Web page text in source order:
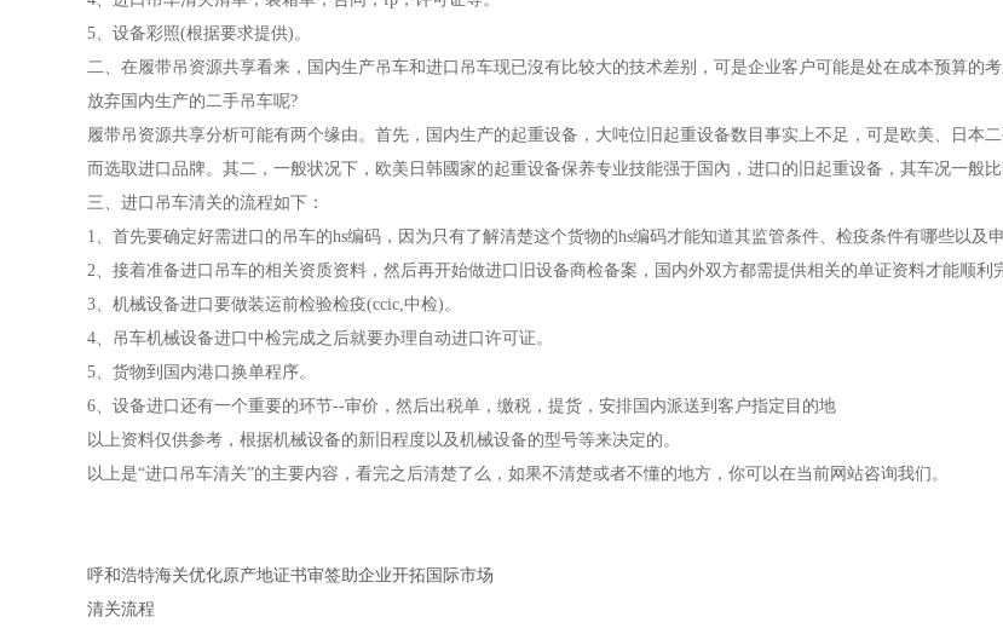
5、设备彩照(根据要求提供)。
二、在履带吊资源共享看来，国内生产吊车和进口吊车现已沒有比较大的技术差别，可是企业客户可能是处在成本预算的
放弃国内生产的二手吊车呢?
履带吊资源共享分析可能有两个缘由。首先，国内生产的起重设备，大吨位旧起重设备数目事实上不足，可是欧美、日本
而选取进口品牌。其二，一般状况下，欧美日韩國家的起重设备保养专业技能强于国內，进口的旧起重设备，其车况一般比
三、进口吊车清关的流程如下：
1、首先要确定好需进口的吊车的hs编码，因为只有了解清楚这个货物的hs编码才能知道其监管条件、检疫条件有哪些以及
2、接着准备进口吊车的相关资质资料，然后再开始做进口旧设备商检备案，国内外双方都需提供相关的单证资料才能顺利
3、机械设备进口要做装运前检验检疫(ccic,中检)。
4、吊车机械设备进口中检完成之后就要办理自动进口许可证。
5、货物到国内港口换单程序。
6、设备进口还有一个重要的环节--审价，然后出税单，缴税，提货，安排国内派送到客户指定目的地
以上资料仅供参考，根据机械设备的新旧程度以及机械设备的型号等来决定的。
以上是“进口吊车清关”的主要内容，看完之后清楚了么，如果不清楚或者不懂的地方，你可以在当前网站咨询我们。
呼和浩特海关优化原产地证书审签助企业开拓国际市场
清关流程